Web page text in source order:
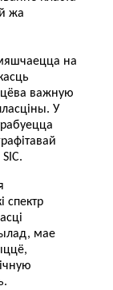
жа
на
важную
У
спектр
мае